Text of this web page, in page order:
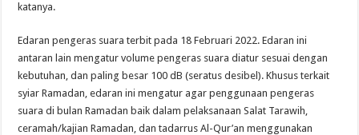
katanya.
Edaran pengeras suara terbit pada 18 Februari 2022. Edaran ini
antaran lain mengatur volume pengeras suara diatur sesuai dengan
kebutuhan, dan paling besar 100 dB (seratus desibel). Khusus terkait
syiar Ramadan, edaran ini mengatur agar penggunaan pengeras
suara di bulan Ramadan baik dalam pelaksanaan Salat Tarawih,
ceramah/kajian Ramadan, dan tadarrus Al-Qur’an menggunakan